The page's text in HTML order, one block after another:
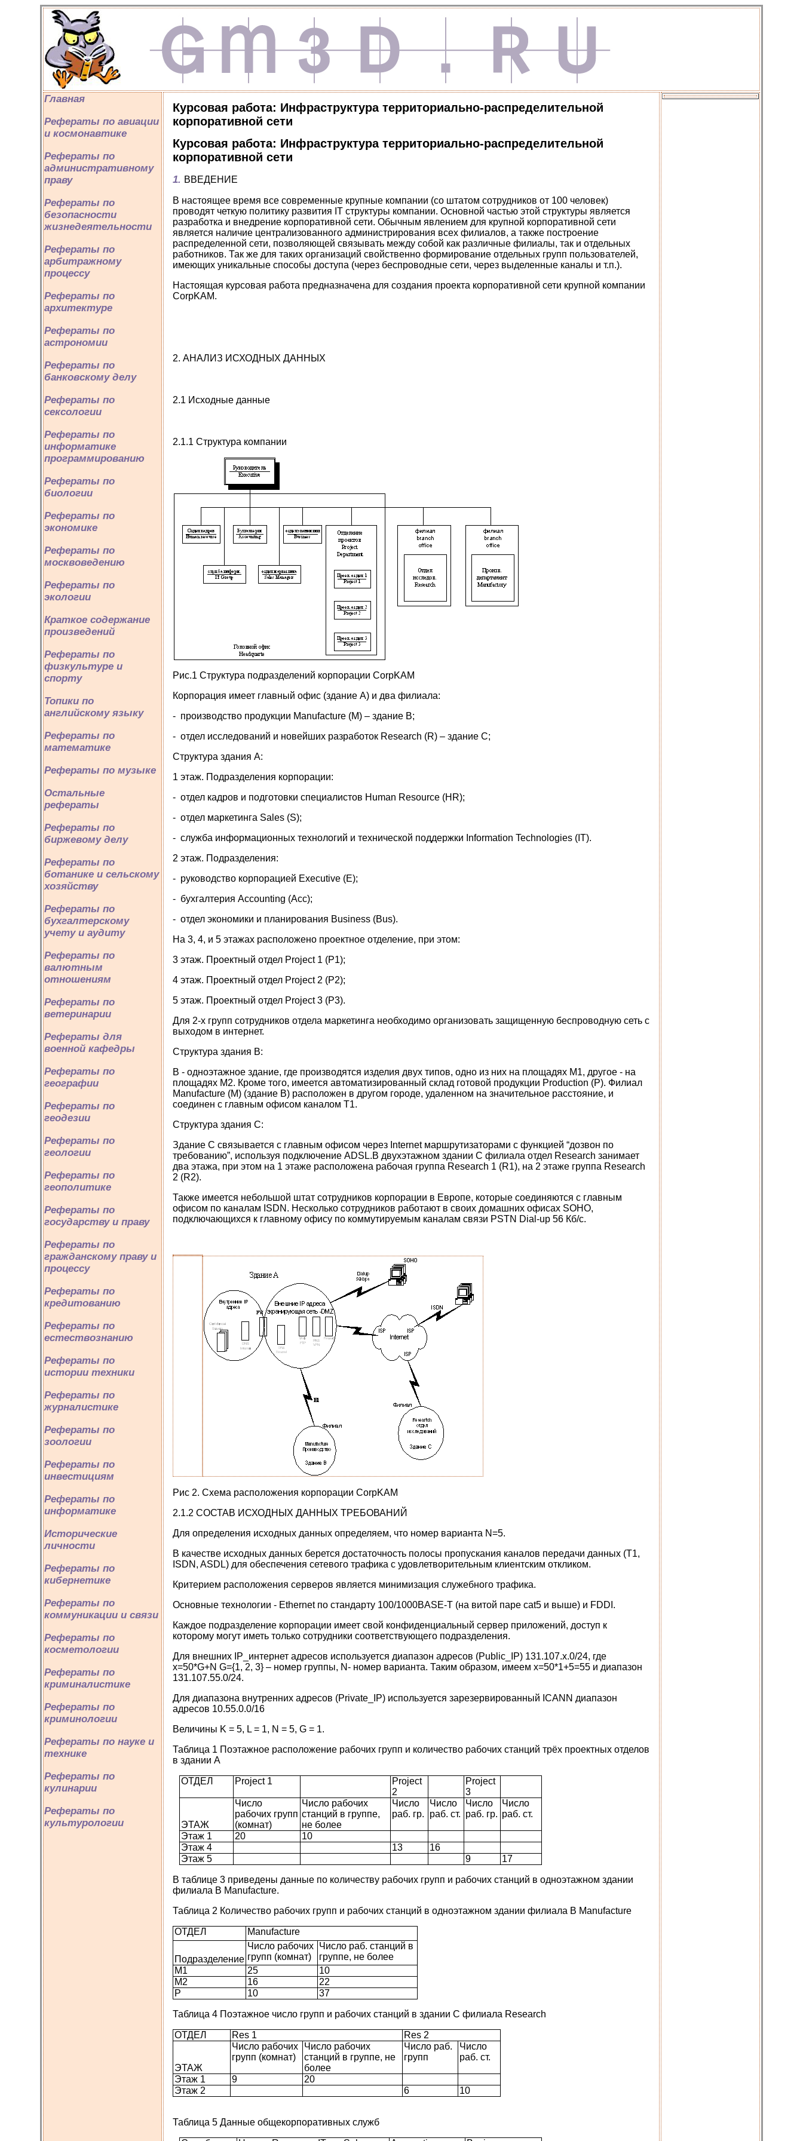
Главная
Рефераты по авиации
и космонавтике
Рефераты по
административному
праву
Рефераты по
безопасности
жизнедеятельности
Рефераты по
арбитражному
процессу
Рефераты по
архитектуре
Рефераты по
астрономии
Рефераты по
банковскому делу
Рефераты по
сексологии
Рефераты по
информатике
программированию
Рефераты по
биологии
Рефераты по
экономике
Рефераты по
москвоведению
Рефераты по
экологии
Краткое содержание
произведений
Рефераты по
физкультуре и
спорту
Топики по
английскому языку
Рефераты по
математике
Рефераты по музыке
Остальные
рефераты
Рефераты по
биржевому делу
Рефераты по
ботанике и сельскому
хозяйству
Рефераты по
бухгалтерскому
учету и аудиту
Рефераты по
валютным
отношениям
Рефераты по
ветеринарии
Рефераты для
военной кафедры
Рефераты по
географии
Рефераты по
геодезии
Рефераты по
геологии
Рефераты по
геополитике
Рефераты по
государству и праву
Рефераты по
гражданскому праву и
процессу
Рефераты по
кредитованию
Рефераты по
естествознанию
Рефераты по
истории техники
Рефераты по
журналистике
Рефераты по
зоологии
Рефераты по
инвестициям
Рефераты по
информатике
Исторические
личности
Рефераты по
кибернетике
Рефераты по
коммуникации и связи
Рефераты по
косметологии
Рефераты по
криминалистике
Рефераты по
криминологии
Рефераты по науке и
технике
Рефераты по
кулинарии
Рефераты по
культурологии
Курсовая работа: Инфраструктура территориально-распределительной
корпоративной сети
Курсовая работа: Инфраструктура территориально-распределительной
корпоративной сети
1. ВВЕДЕНИЕ
В настоящее время все современные крупные компании (со штатом сотрудников от 100 человек)
проводят четкую политику развития IT структуры компании. Основной частью этой структуры является
разработка и внедрение корпоративной сети. Обычным явлением для крупной корпоративной сети
является наличие централизованного администрирования всех филиалов, а также построение
распределенной сети, позволяющей связывать между собой как различные филиалы, так и отдельных
работников. Так же для таких организаций свойственно формирование отдельных групп пользователей,
имеющих уникальные способы доступа (через беспроводные сети, через выделенные каналы и т.п.).
Настоящая курсовая работа предназначена для создания проекта корпоративной сети крупной компании
CorpKAM.
2. АНАЛИЗ ИСХОДНЫХ ДАННЫХ
2.1 Исходные данные
2.1.1 Структура компании
Рис.1 Структура подразделений корпорации CorpKAM
Корпорация имеет главный офис (здание А) и два филиала:
- производство продукции Manufacture (M) – здание B;
- отдел исследований и новейших разработок Research (R) – здание C;
Структура здания А:
1 этаж. Подразделения корпорации:
- отдел кадров и подготовки специалистов Human Resource (HR);
- отдел маркетинга Sales (S);
- служба информационных технологий и технической поддержки Information Technologies (IT).
2 этаж. Подразделения:
- руководство корпорацией Executive (E);
- бухгалтерия Accounting (Acc);
- отдел экономики и планирования Business (Bus).
На 3, 4, и 5 этажах расположено проектное отделение, при этом:
3 этаж. Проектный отдел Project 1 (P1);
4 этаж. Проектный отдел Project 2 (P2);
5 этаж. Проектный отдел Project 3 (P3).
Для 2-х групп сотрудников отдела маркетинга необходимо организовать защищенную беспроводную сеть с
выходом в интернет.
Структура здания B:
В - одноэтажное здание, где производятся изделия двух типов, одно из них на площадях М1, другое - на
площадях М2. Кроме того, имеется автоматизированный склад готовой продукции Production (P). Филиал
Manufacture (M) (здание В) расположен в другом городе, удаленном на значительное расстояние, и
соединен с главным офисом каналом Т1.
Структура здания С:
Здание С связывается с главным офисом через Internet маршрутизаторами с функцией “дозвон по
требованию”, используя подключение ADSL.В двухэтажном здании С филиала отдел Research занимает
два этажа, при этом на 1 этаже расположена рабочая группа Research 1 (R1), на 2 этаже группа Research
2 (R2).
Также имеется небольшой штат сотрудников корпорации в Европе, которые соединяются с главным
офисом по каналам ISDN. Несколько сотрудников работают в своих домашних офисах SOHO,
подключающихся к главному офису по коммутируемым каналам связи PSTN Dial-up 56 Кб/с.
Рис 2. Схема расположения корпорации CorpKAM
2.1.2 СОСТАВ ИСХОДНЫХ ДАННЫХ ТРЕБОВАНИЙ
Для определения исходных данных определяем, что номер варианта N=5.
В качестве исходных данных берется достаточность полосы пропускания каналов передачи данных (Т1,
ISDN, ASDL) для обеспечения сетевого трафика с удовлетворительным клиентским откликом.
Критерием расположения серверов является минимизация служебного трафика.
Основные технологии - Ethernet по стандарту 100/1000BASE-T (на витой паре cat5 и выше) и FDDI.
Каждое подразделение корпорации имеет свой конфиденциальный сервер приложений, доступ к
которому могут иметь только сотрудники соответствующего подразделения.
Для внешних IP_интернет адресов используется диапазон адресов (Public_IP) 131.107.х.0/24, где
х=50*G+N G={1, 2, 3} – номер группы, N- номер варианта. Таким образом, имеем x=50*1+5=55 и диапазон
131.107.55.0/24.
Для диапазона внутренних адресов (Private_IP) используется зарезервированный ICANN диапазон
адресов 10.55.0.0/16
Величины K = 5, L = 1, N = 5, G = 1.
Таблица 1 Поэтажное расположение рабочих групп и количество рабочих станций трёх проектных отделов
в здании А
ОТДЕЛ Project 1
Project
2
Project
3
ЭТАЖ
Число
рабочих групп
(комнат)
Число рабочих
станций в группе,
не более
Число
раб. гр.
Число
раб. ст.
Число
раб. гр.
Число
раб. ст.
Этаж 1 20
10
Этаж 4
13
16
Этаж 5
9 17
В таблице 3 приведены данные по количеству рабочих групп и рабочих станций в одноэтажном здании
филиала В Manufacture.
Таблица 2 Количество рабочих групп и рабочих станций в одноэтажном здании филиала В Manufacture
ОТДЕЛ Manufacture
Подразделение
Число рабочих
групп (комнат)
Число раб. станций в
группе, не более
M1
25
10
M2
16
22
P
10 37
Таблица 4 Поэтажное число групп и рабочих станций в здании С филиала Research
ОТДЕЛ Res 1 Res 2
ЭТАЖ
Число рабочих
групп (комнат)
Число рабочих
станций в группе, не
более
Число раб.
групп
Число
раб. ст.
Этаж 1 9
20
Этаж 2
6 10
Таблица 5 Данные общекорпоративных служб